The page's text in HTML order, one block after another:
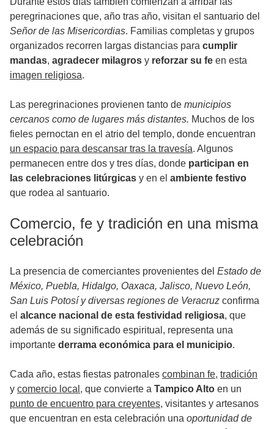
peregrinaciones que, año tras año, visitan el santuario del
Señor de las Misericordias. Familias completas y grupos
organizados recorren largas distancias para cumplir
mandas, agradecer milagros y reforzar su fe en esta
imagen religiosa.
Las peregrinaciones provienen tanto de municipios
cercanos como de lugares más distantes. Muchos de los
fieles pernoctan en el atrio del templo, donde encuentran
un espacio para descansar tras la travesía. Algunos
permanecen entre dos y tres días, donde participan en
las celebraciones litúrgicas y en el ambiente festivo
que rodea al santuario.
Comercio, fe y tradición en una misma
celebración
La presencia de comerciantes provenientes del Estado de
México, Puebla, Hidalgo, Oaxaca, Jalisco, Nuevo León,
San Luis Potosí y diversas regiones de Veracruz confirma
el alcance nacional de esta festividad religiosa, que
además de su significado espiritual, representa una
importante derrama económica para el municipio.
Cada año, estas fiestas patronales combinan fe, tradición
y comercio local , que convierte a Tampico Alto en un
punto de encuentro para creyentes, visitantes y artesanos
que encuentran en esta celebración una oportunidad de